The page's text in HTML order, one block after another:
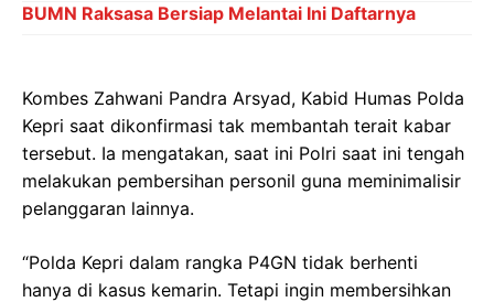
BUMN Raksasa Bersiap Melantai Ini Daftarnya
Kombes Zahwani Pandra Arsyad, Kabid Humas Polda
Kepri saat dikonfirmasi tak membantah terait kabar
tersebut. Ia mengatakan, saat ini Polri saat ini tengah
melakukan pembersihan personil guna meminimalisir
pelanggaran lainnya.
“Polda Kepri dalam rangka P4GN tidak berhenti
hanya di kasus kemarin. Tetapi ingin membersihkan